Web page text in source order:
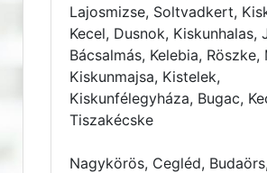
Lajosmizse, Soltvadkert,
Kecel, Dusnok, Kiskunhalas,
Bácsalmás, Kelebia, Röszke,
Kiskunmajsa, Kistelek,
Kiskunfélegyháza, Bugac,
Tiszakécske
Nagykörös, Cegléd,